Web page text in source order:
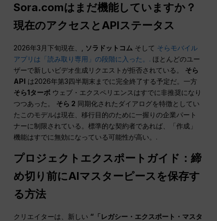
Sora.comはまだ機能していますか？
現在のアクセスとAPIステータス
2026年3月下旬現在、, ソラドットコム そして そらモバイル
アプリは「読み取り専用」の段階に入った。. ほとんどのユー
ザーで新しいビデオ生成リクエストが拒否されている。 そら
API は2026年第3四半期末までに完全終了する予定だ。一方
そら1ターボ ウェブ・エクスペリエンスはすでに非推奨になり
つつあった。 そら 2 同期化されたダイアログを特徴としてい
たこのモデルは現在、移行目的のために一握りの企業パート
ナーに制限されている。標準的な契約者であれば、「作成」
機能はすでに無効になっている可能性が高い。.
プロジェクトエクスポートガイド：締
め切り前にAIマスターピースを保存す
る方法
クリエイターは、新しい “「レガシー・エクスポート・マスタ